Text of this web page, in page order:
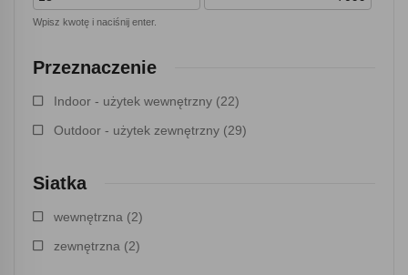
Wpisz kwotę i naciśnij enter.
Przeznaczenie
Indoor - użytek wewnętrzny (22)
Outdoor - użytek zewnętrzny (29)
Siatka
wewnętrzna (2)
zewnętrzna (2)